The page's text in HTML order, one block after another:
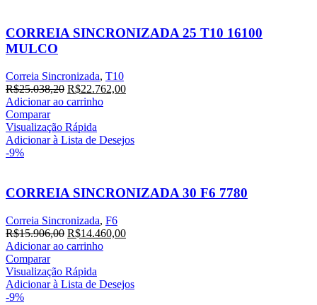
CORREIA SINCRONIZADA 25 T10 16100
MULCO
Correia Sincronizada, T10
R$25.038,20 O
preço
era:
R$25.038,20.
R$22.762,00O
R$22.762,00.
Adicionar ao carrinho
Comparar
Visualização Rápida
Adicionar à Lista de Desejos
-9%
CORREIA SINCRONIZADA 30 F6 7780
Correia Sincronizada, F6
R$15.906,00 O
preço
era:
R$15.906,00.
R$14.460,00O
R$14.460,00.
Adicionar ao carrinho
Comparar
Visualização Rápida
Adicionar à Lista de Desejos
-9%